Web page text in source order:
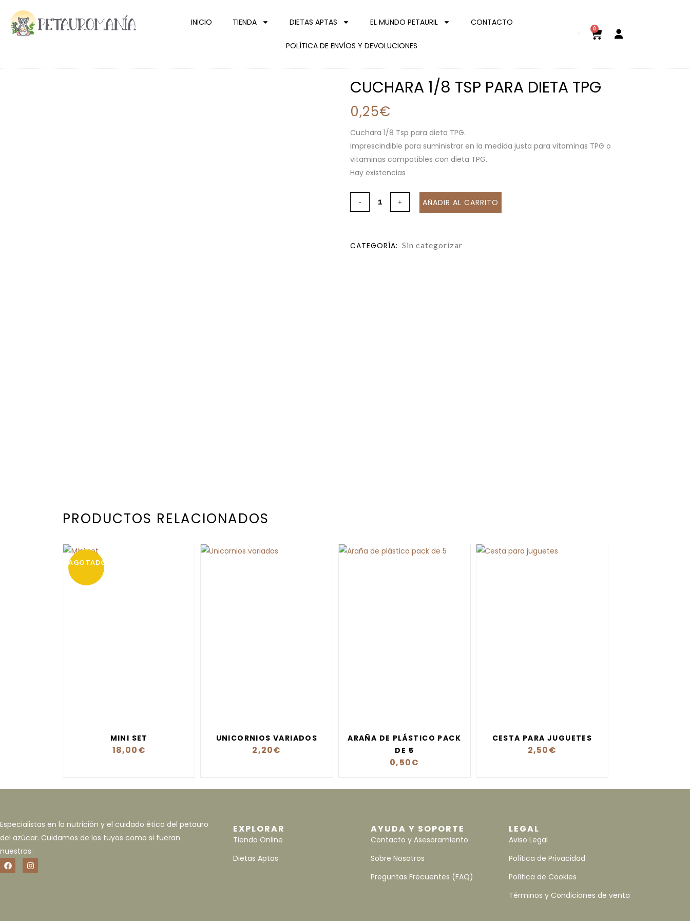
INICIO TIENDA DIETAS APTAS EL MUNDO PETAURIL CONTACTO
POLÍTICA DE ENVÍOS Y DEVOLUCIONES
0
CUCHARA 1/8 TSP PARA DIETA TPG
0,25€
Cuchara 1/8 Tsp para dieta TPG.
imprescindible para suministrar en la medida justa para vitaminas TPG o
vitaminas compatibles con dieta TPG.
Hay existencias
AÑADIR AL CARRITO
CATEGORÍA: Sin categorizar
PRODUCTOS RELACIONADOS
AGOTADO
MINI SET
18,00€
UNICORNIOS VARIADOS
2,20€
ARAÑA DE PLÁSTICO PACK
DE 5
0,50€
CESTA PARA JUGUETES
2,50€
Especialistas en la nutrición y el cuidado ético del petauro
del azúcar. Cuidamos de los tuyos como si fueran
nuestros.
EXPLORAR
Tienda Online
Dietas Aptas
AYUDA Y SOPORTE
Contacto y Asesoramiento
Sobre Nosotros
Preguntas Frecuentes (FAQ)
LEGAL
Aviso Legal
Política de Privacidad
Política de Cookies
Términos y Condiciones de venta